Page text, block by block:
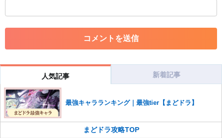
・アカウントの売買など金銭が絡む内容の投稿
・各ゲームのネタバレを含む内容の投稿
・その他、管理者が不適切と判断した投稿
だけますでしょうか。
※投稿内容を確認後、順次対応さ
せていただきます。ご了承ください。
※一度削除したコメントは復元ができませんのでご注意くだ
さい。
また、過度な利用規約の違反や、弊社に損害の及ぶ内容の書き込みがあ
人気記事 新着記事
最強キャラランキング｜最強tier【まどドラ】
まどドラ攻略TOP